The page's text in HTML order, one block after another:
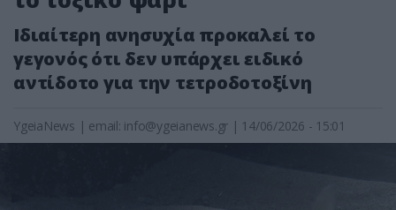
Ιδιαίτερη ανησυχία προκαλεί το
γεγονός ότι δεν υπάρχει ειδικό
αντίδοτο για την τετροδοτοξίνη
YgeiaNews | email: info@ygeianews.gr | 14/06/2026 - 15:01